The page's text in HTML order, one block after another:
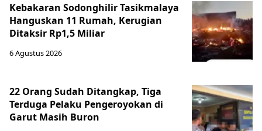
Kebakaran Sodonghilir Tasikmalaya
Hanguskan 11 Rumah, Kerugian
Ditaksir Rp1,5 Miliar
6 Agustus 2026
22 Orang Sudah Ditangkap, Tiga
Terduga Pelaku Pengeroyokan di
Garut Masih Buron